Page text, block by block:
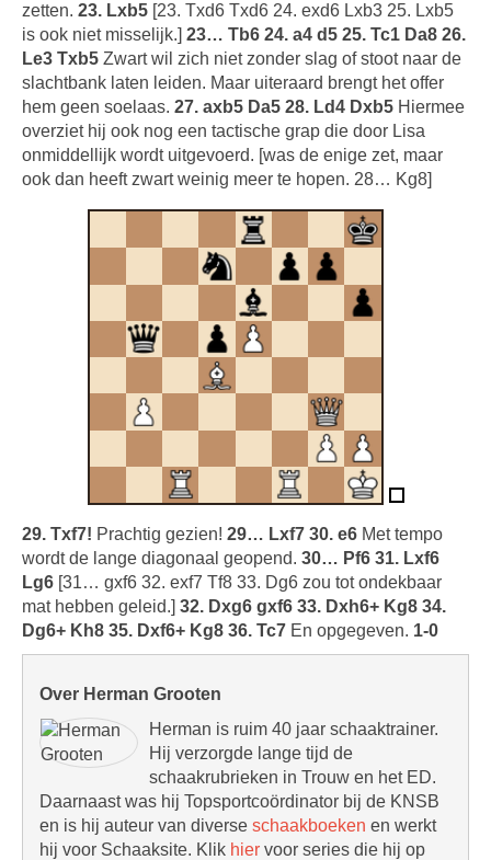
zetten. 23. Lxb5 [23. Txd6 Txd6 24. exd6 Lxb3 25. Lxb5
is ook niet misselijk.] 23… Tb6 24. a4 d5 25. Tc1 Da8 26.
Le3 Txb5 Zwart wil zich niet zonder slag of stoot naar de
slachtbank laten leiden. Maar uiteraard brengt het offer
hem geen soelaas. 27. axb5 Da5 28. Ld4 Dxb5 Hiermee
overziet hij ook nog een tactische grap die door Lisa
onmiddellijk wordt uitgevoerd. [was de enige zet, maar
ook dan heeft zwart weinig meer te hopen. 28… Kg8]
29. Txf7! Prachtig gezien! 29… Lxf7 30. e6 Met tempo
wordt de lange diagonaal geopend. 30… Pf6 31. Lxf6
Lg6 [31… gxf6 32. exf7 Tf8 33. Dg6 zou tot ondekbaar
mat hebben geleid.] 32. Dxg6 gxf6 33. Dxh6+ Kg8 34.
Dg6+ Kh8 35. Dxf6+ Kg8 36. Tc7 En opgegeven. 1-0
Over Herman Grooten
Herman is ruim 40 jaar schaaktrainer.
Hij verzorgde lange tijd de
schaakrubrieken in Trouw en het ED.
Daarnaast was hij Topsportcoördinator bij de KNSB
en is hij auteur van diverse schaakboeken en werkt
hij voor Schaaksite. Klik hier voor series die hij op